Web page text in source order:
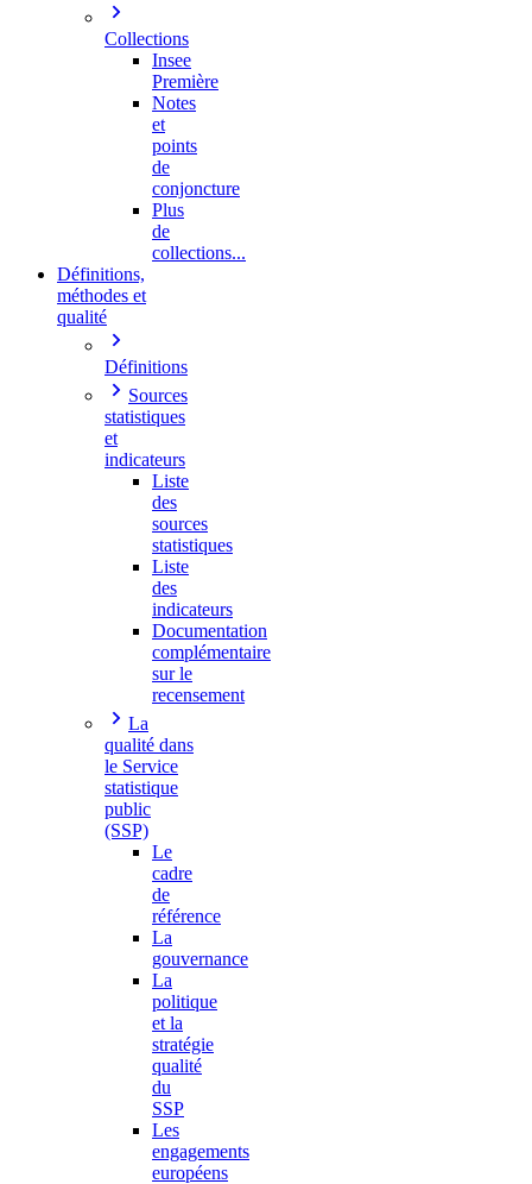
Collections
Insee
Première
Notes
et
points
de
conjoncture
Plus
de
collections...
Définitions,
méthodes et
qualité
Définitions
Sources
statistiques
et
indicateurs
Liste
des
sources
statistiques
Liste
des
indicateurs
Documentation
complémentaire
sur le
recensement
La
qualité dans
le Service
statistique
public
(SSP)
Le
cadre
de
référence
La
gouvernance
La
politique
et la
stratégie
qualité
du
SSP
Les
engagements
européens